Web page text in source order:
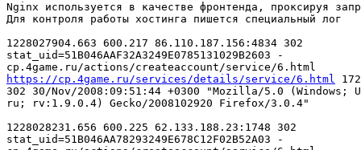
Nginx используется в качестве фронтенда, проксируя
Для контроля работы хостинга пишется специальный лог
1228027904.663 600.217 86.110.187.156:4834 302
stat_uid=51B046AAF32A3249E0785131029B2603 -
https://cp.4game.ru/services/details/service/6.html
302 30/Nov/2008:09:51:44 +0300 "Mozilla/5.0 (Windows;
ru; rv:1.9.0.4) Gecko/2008102920 Firefox/3.0.4"
1228028231.656 600.225 62.133.188.23:1748 302
stat_uid=51B046AA78293249E678C12F02B52A03 -